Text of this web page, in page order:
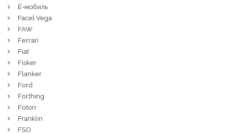
Ё-мобиль
Facel Vega
FAW
Ferrari
Fiat
Fisker
Flanker
Ford
Forthing
Foton
Franklin
FSO